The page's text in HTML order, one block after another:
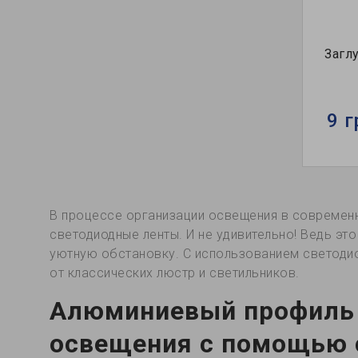
9
В процессе организации освещения в
светодиодные ленты. И не удивительно! Ведь
уютную обстановку. С использованием
от классических люстр и светильников.
Алюминиевый профиль
освещения с помощью